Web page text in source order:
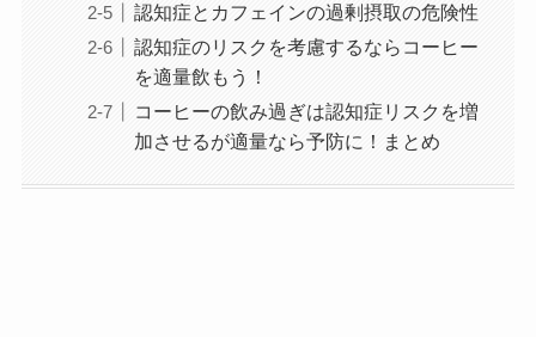
認知症とカフェインの過剰摂取の危険性
認知症のリスクを考慮するならコーヒー
を適量飲もう！
コーヒーの飲み過ぎは認知症リスクを増
加させるが適量なら予防に！まとめ